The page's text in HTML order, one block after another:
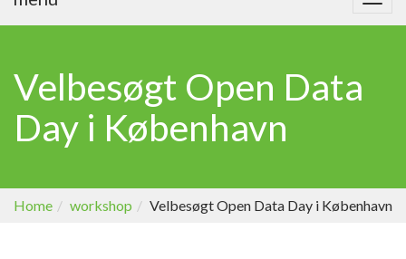
Velbesøgt Open Data
Day i København
Home workshop Velbesøgt Open Data Day i København